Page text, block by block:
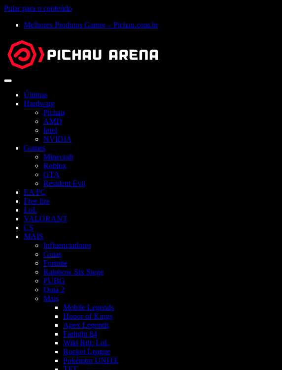
Pular para o conteúdo
Melhores Produtos Gamer – Pichau.com.br
Abrir
Últimas
Hardware
Pichau
AMD
Intel
NVIDIA
Games
Minecraft
Roblox
GTA
Resident Evil
EA FC
Free fire
LoL
VALORANT
CS
MAIS
Influenciadores
Guias
Fortnite
Rainbow Six Siege
PUBG
Dota 2
Mais
Mobile Legends
Honor of Kings
Apex Legends
Farlight 84
Wild Rift: LoL
Rocket League
Pokémon UNITE